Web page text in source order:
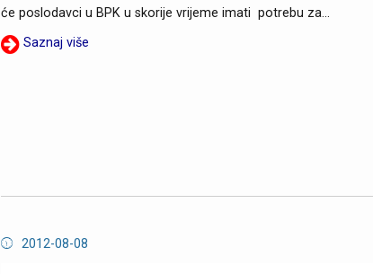
će poslodavci u BPK u skorije vrijeme imati potrebu za...
Saznaj više
2012-08-08